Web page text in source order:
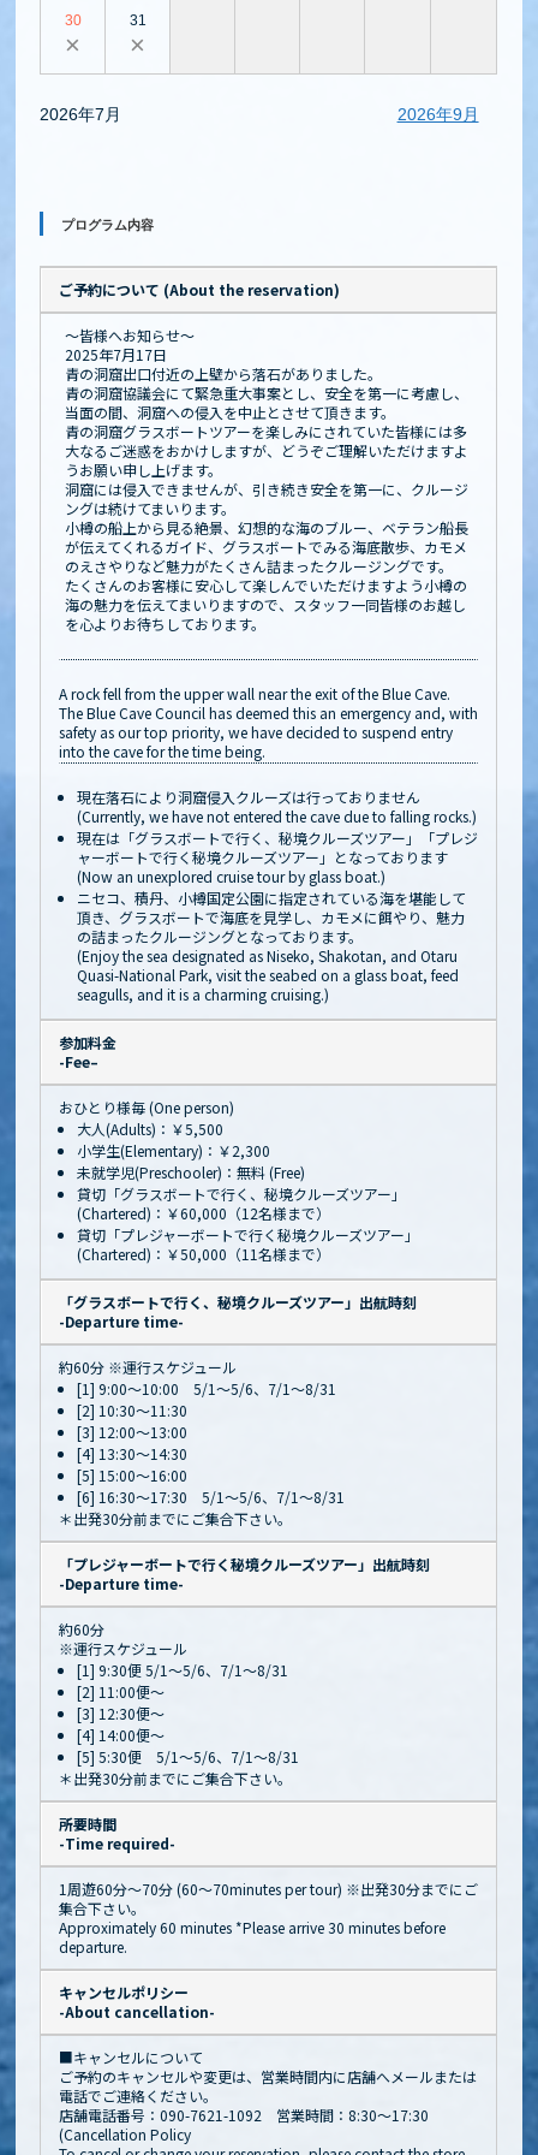
30
×
31
×
2026年7月 2026年9月
プログラム内容
ご予約について (About the reservation)
～皆様へお知らせ～
2025年7月17日
青の洞窟出口付近の上壁から落石がありました。
青の洞窟協議会にて緊急重大事案とし、安全を第一に考慮し、
当面の間、洞窟への侵入を中止とさせて頂きます。
青の洞窟グラスボートツアーを楽しみにされていた皆様には多
大なるご迷惑をおかけしますが、どうぞご理解いただけますよ
うお願い申し上げます。
洞窟には侵入できませんが、引き続き安全を第一に、クルージ
ングは続けてまいります。
小樽の船上から見る絶景、幻想的な海のブルー、ベテラン船長
が伝えてくれるガイド、グラスボートでみる海底散歩、カモメ
のえさやりなど魅力がたくさん詰まったクルージングです。
たくさんのお客様に安心して楽しんでいただけますよう小樽の
海の魅力を伝えてまいりますので、スタッフ一同皆様のお越し
を心よりお待ちしております。
A rock fell from the upper wall near the exit of the Blue Cave.
The Blue Cave Council has deemed this an emergency and, with
safety as our top priority, we have decided to suspend entry
into the cave for the time being.
現在落石により洞窟侵入クルーズは行っておりません
(Currently, we have not entered the cave due to falling rocks.)
現在は「グラスボートで行く、秘境クルーズツアー」「プレジ
ャーボートで行く秘境クルーズツアー」となっております
(Now an unexplored cruise tour by glass boat.)
ニセコ、積丹、小樽国定公園に指定されている海を堪能して
頂き、グラスボートで海底を見学し、カモメに餌やり、魅力
の詰まったクルージングとなっております。
(Enjoy the sea designated as Niseko, Shakotan, and Otaru
Quasi-National Park, visit the seabed on a glass boat, feed
seagulls, and it is a charming cruising.)
参加料金
-Fee–
おひとり様毎 (One person)
大人(Adults)：￥5,500
小学生(Elementary)：￥2,300
未就学児(Preschooler)：無料 (Free)
貸切「グラスボートで行く、秘境クルーズツアー」
(Chartered)：￥60,000（12名様まで）
貸切「プレジャーボートで行く秘境クルーズツアー」
(Chartered)：￥50,000（11名様まで）
「グラスボートで行く、秘境クルーズツアー」出航時刻
-Departure time-
約60分 ※運行スケジュール
[1] 9:00～10:00 5/1～5/6、7/1～8/31
[2] 10:30～11:30
[3] 12:00～13:00
[4] 13:30～14:30
[5] 15:00～16:00
[6] 16:30～17:30 5/1～5/6、7/1～8/31
＊出発30分前までにご集合下さい。
「プレジャーボートで行く秘境クルーズツアー」出航時刻
-Departure time-
約60分
※運行スケジュール
[1] 9:30便 5/1～5/6、7/1～8/31
[2] 11:00便～
[3] 12:30便～
[4] 14:00便～
[5] 5:30便 5/1～5/6、7/1～8/31
＊出発30分前までにご集合下さい。
所要時間
-Time required-
1周遊60分〜70分 (60〜70minutes per tour) ※出発30分までにご
集合下さい。
Approximately 60 minutes *Please arrive 30 minutes before
departure.
キャンセルポリシー
-About cancellation-
■キャンセルについて
ご予約のキャンセルや変更は、営業時間内に店舗へメールまたは
電話でご連絡ください。
店舗電話番号：090-7621-1092 営業時間：8:30～17:30
(Cancellation Policy